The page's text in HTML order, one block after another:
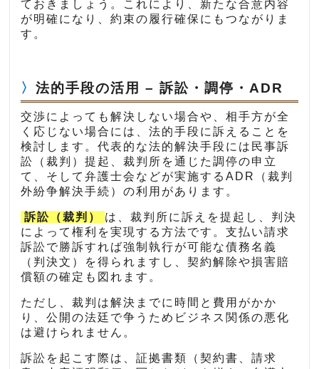
ておきましょう。これにより、新たな合意内容
が明確になり、約束の履行確保にもつながりま
す。
法的手段の活用 – 訴訟・調停・ADR
交渉によっても解決しない場合や、相手方が全
く応じない場合には、法的手段に訴えることを
検討します。代表的な法的解決手段には民事訴
訟（裁判）提起、裁判所を通じた調停の申立
て、そして弁護士会などが実施するADR（裁判
外紛争解決手続）の利用があります。
訴訟（裁判）
は、裁判所に訴えを提起し、判決
によって権利を実現する方法です。支払い請求
訴訟で勝訴すれば強制執行が可能な債務名義
（判決文）を得られますし、契約解除や損害賠
償額の確定も図れます。
ただし、裁判は解決までに時間と費用がかか
り、公開の法廷で争うためビジネス関係の悪化
は避けられません。
訴訟を起こす際は、証拠書類（契約書、請求